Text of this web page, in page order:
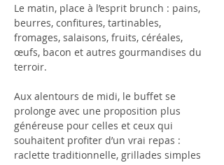
Le matin, place à l’esprit brunch : pains,
beurres, confitures, tartinables,
fromages, salaisons, fruits, céréales,
œufs, bacon et autres gourmandises du
terroir.
Aux alentours de midi, le buffet se
prolonge avec une proposition plus
généreuse pour celles et ceux qui
souhaitent profiter d’un vrai repas :
raclette traditionnelle, grillades simples